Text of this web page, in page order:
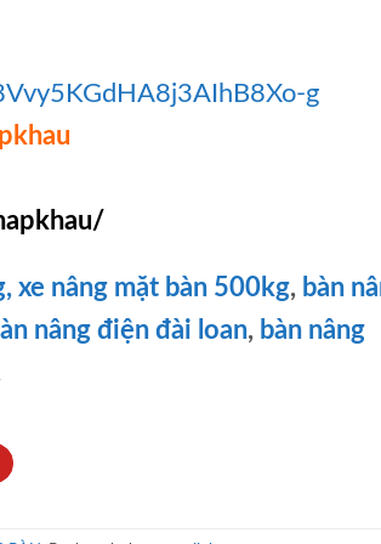
g
xe nâng mặt bàn 500kg, bàn
nâng điện đài loan, bàn nâng